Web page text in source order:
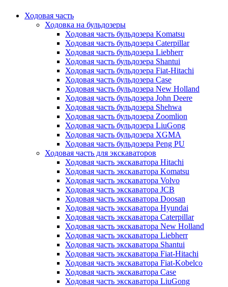
Ходовая часть
Ходовка на бульдозеры
Ходовая часть бульдозера Komatsu
Ходовая часть бульдозера Caterpillar
Ходовая часть бульдозера Liebherr
Ходовая часть бульдозера Shantui
Ходовая часть бульдозера Fiat-Hitachi
Ходовая часть бульдозера Case
Ходовая часть бульдозера New Holland
Ходовая часть бульдозера John Deere
Ходовая часть бульдозера Shehwa
Ходовая часть бульдозера Zoomlion
Ходовая часть бульдозера LiuGong
Ходовая часть бульдозера XGMA
Ходовая часть бульдозера Peng PU
Ходовая часть для экскаваторов
Ходовая часть экскаватора Hitachi
Ходовая часть экскаватора Komatsu
Ходовая часть экскаватора Volvo
Ходовая часть экскаватора JCB
Ходовая часть экскаватора Doosan
Ходовая часть экскаватора Hyundai
Ходовая часть экскаватора Caterpillar
Ходовая часть экскаватора New Holland
Ходовая часть экскаватора Liebherr
Ходовая часть экскаватора Shantui
Ходовая часть экскаватора Fiat-Hitachi
Ходовая часть экскаватора Fiat-Kobelco
Ходовая часть экскаватора Case
Ходовая часть экскаватора LiuGong